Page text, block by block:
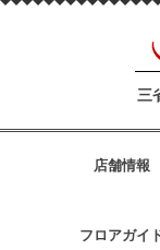
三
店舗情報
フロアガイ